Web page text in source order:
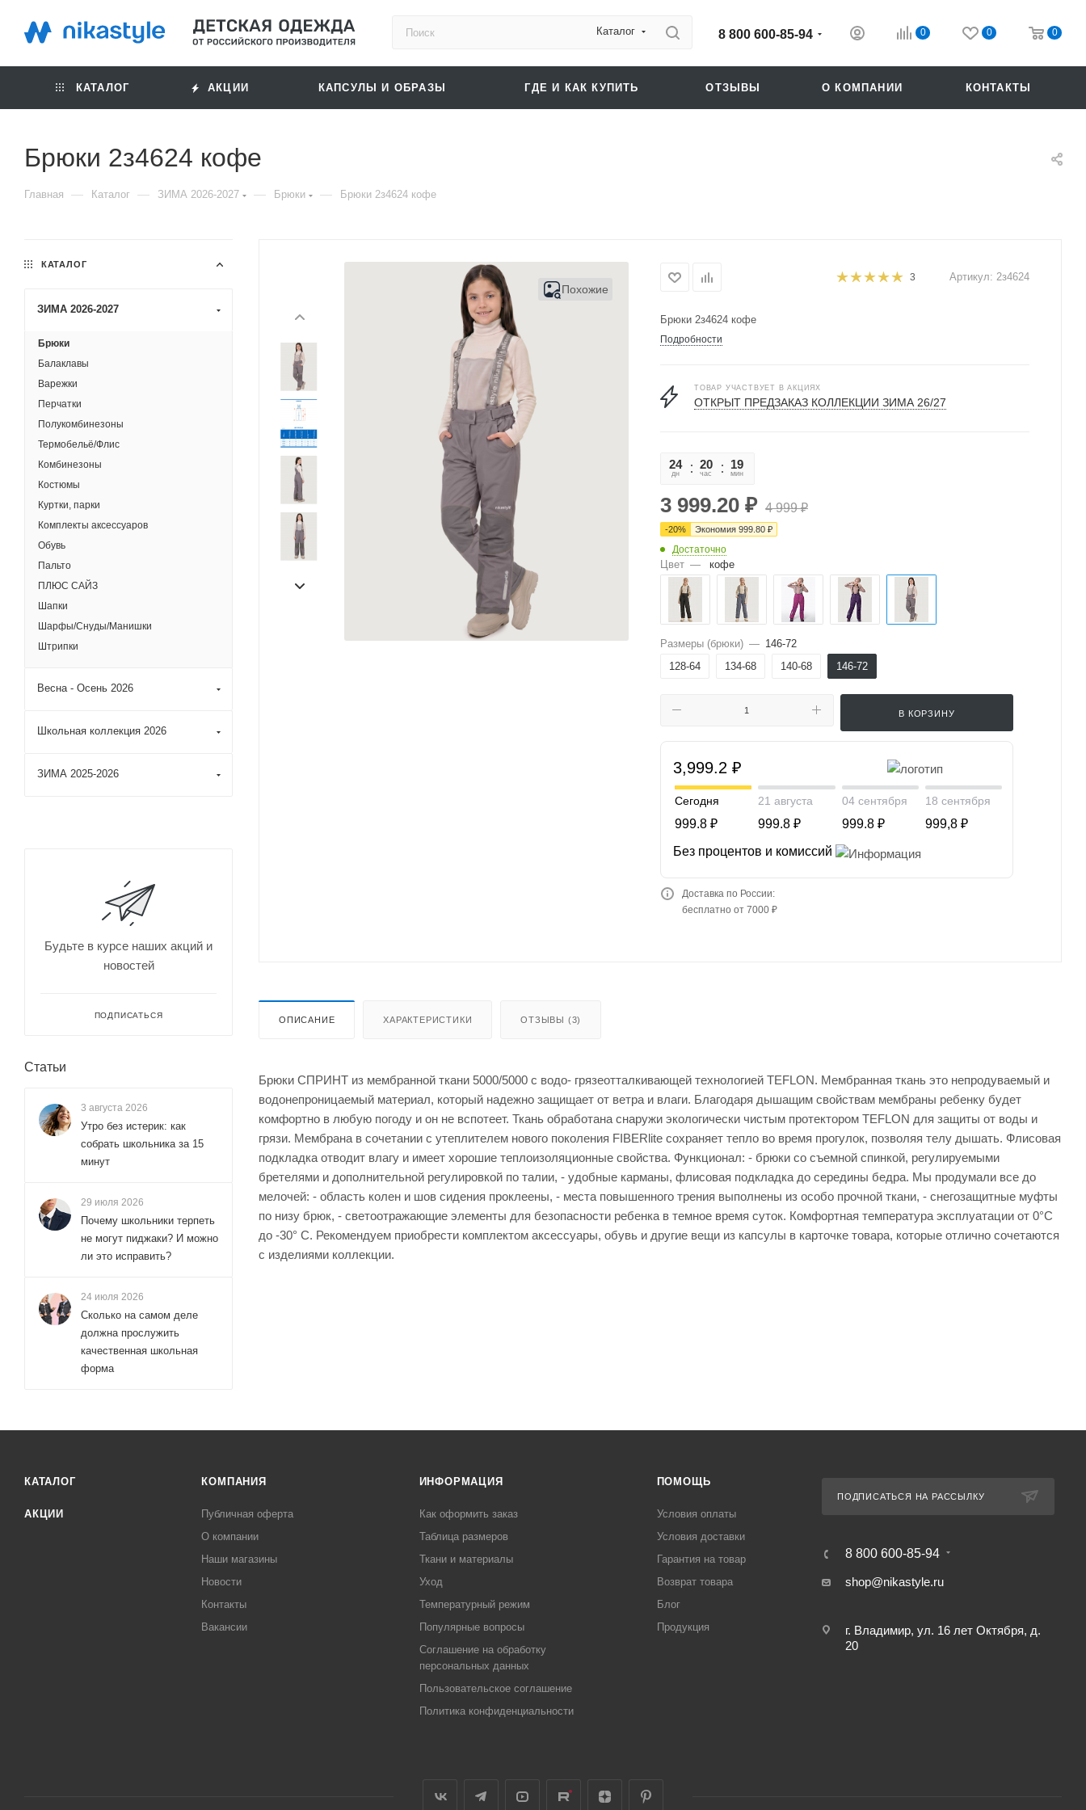
Каталог 8 800 600-85-94 0 0 0
КАТАЛОГ АКЦИИ КАПСУЛЫ И ОБРАЗЫ ГДЕ И КАК КУПИТЬ ОТЗЫВЫ О КОМПАНИИ КОНТАКТЫ
Брюки 2з4624 кофе
Главная — Каталог — ЗИМА 2026-2027 — Брюки — Брюки 2з4624 кофе
Похожие
3 Артикул: 2з4624
Брюки 2з4624 кофе
Подробности
ТОВАР УЧАСТВУЕТ В АКЦИЯХ
ОТКРЫТ ПРЕДЗАКАЗ КОЛЛЕКЦИИ ЗИМА 26/27
24
дн
20
час
19
мин
3 999.20 ₽ 4 999₽
-20% Экономия 999.80 ₽
Достаточно
Цвет — кофе
Размеры (брюки) — 146-72
128-64
134-68 140-68 146-72
В КОРЗИНУ
3,999.2 ₽
Сегодня
999.8 ₽
21 августа
999.8 ₽
04 сентября
999.8 ₽
18 сентября
999,8 ₽
Без процентов и комиссий
Доставка по России:
бесплатно от 7000 ₽
ОПИСАНИЕ ХАРАКТЕРИСТИКИ ОТЗЫВЫ (3)
Брюки СПРИНТ из мембранной ткани 5000/5000 с водо- грязеотталкивающей технологией TEFLON. Мембранная ткань это непродуваемый и
водонепроницаемый материал, который надежно защищает от ветра и влаги. Благодаря дышащим свойствам мембраны ребенку будет
комфортно в любую погоду и он не вспотеет. Ткань обработана снаружи экологически чистым протектором TEFLON для защиты от воды и
грязи. Мембрана в сочетании с утеплителем нового поколения FIBERlite сохраняет тепло во время прогулок, позволяя телу дышать. Флисовая
подкладка отводит влагу и имеет хорошие теплоизоляционные свойства. Функционал: - брюки со съемной спинкой, регулируемыми
бретелями и дополнительной регулировкой по талии, - удобные карманы, флисовая подкладка до середины бедра. Мы продумали все до
мелочей: - область колен и шов сидения проклеены, - места повышенного трения выполнены из особо прочной ткани, - снегозащитные муфты
по низу брюк, - светоотражающие элементы для безопасности ребенка в темное время суток. Комфортная температура эксплуатации от 0°С
до -30° С. Рекомендуем приобрести комплектом аксессуары, обувь и другие вещи из капсулы в карточке товара, которые отлично сочетаются
с изделиями коллекции.
КАТАЛОГ
ЗИМА 2026-2027
Брюки
Балаклавы
Варежки
Перчатки
Полукомбинезоны
Термобельё/Флис
Комбинезоны
Костюмы
Куртки, парки
Комплекты аксессуаров
Обувь
Пальто
ПЛЮС САЙЗ
Шапки
Шарфы/Снуды/Манишки
Штрипки
Весна - Осень 2026
Школьная коллекция 2026
ЗИМА 2025-2026
Будьте в курсе наших акций и
новостей
ПОДПИСАТЬСЯ
Статьи
3 августа 2026
Утро без истерик: как
собрать школьника за 15
минут
29 июля 2026
Почему школьники терпеть
не могут пиджаки? И можно
ли это исправить?
24 июля 2026
Сколько на самом деле
должна прослужить
качественная школьная
форма
КАТАЛОГ
АКЦИИ
КОМПАНИЯ
Публичная оферта
О компании
Наши магазины
Новости
Контакты
Вакансии
ИНФОРМАЦИЯ
Как оформить заказ
Таблица размеров
Ткани и материалы
Уход
Температурный режим
Популярные вопросы
Соглашение на обработку
персональных данных
Пользовательское соглашение
Политика конфиденциальности
ПОМОЩЬ
Условия оплаты
Условия доставки
Гарантия на товар
Возврат товара
Блог
Продукция
ПОДПИСАТЬСЯ НА РАССЫЛКУ
8 800 600-85-94
shop@nikastyle.ru
г. Владимир, ул. 16 лет Октября, д.
20